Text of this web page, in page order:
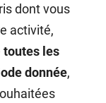
dont vous
activité,
toutes les
donnée,